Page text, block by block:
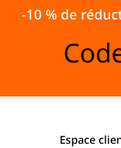
-10 % de
Espace